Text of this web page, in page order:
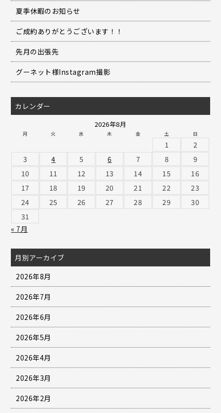
夏季休暇のお知らせ
ご成約ありがとうございます！！
先月の出張先
グーネット様Instagram撮影
カレンダー
2026年8月
月 火 水 木 金 土 日
1
2
3
4 5 6 7 8
9
10
11 12 13 14 15
16
17
18 19 20 21 22
23
24
25 26 27 28 29
30
31
« 7月
月別アーカイブ
2026年8月
2026年7月
2026年6月
2026年5月
2026年4月
2026年3月
2026年2月